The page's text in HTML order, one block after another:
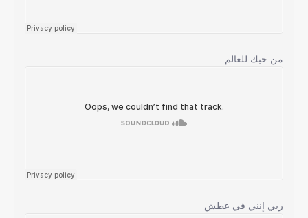
من حبك للعالم
ربي إنني في عطش